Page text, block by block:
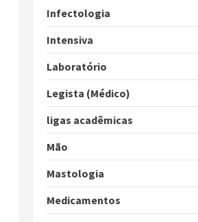
Infectologia
Intensiva
Laboratório
Legista (Médico)
ligas acadêmicas
Mão
Mastologia
Medicamentos